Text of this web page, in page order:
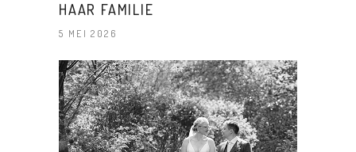
HAAR FAMILIE
5 MEI 2026